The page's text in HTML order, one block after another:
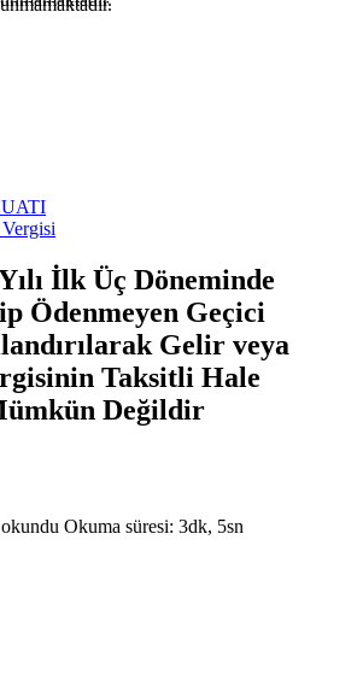
İlk Üç Döneminde
Ödenmeyen Geçici
Gelir veya
Taksitli Hale
Değildir
Okuma süresi: 3dk, 5sn